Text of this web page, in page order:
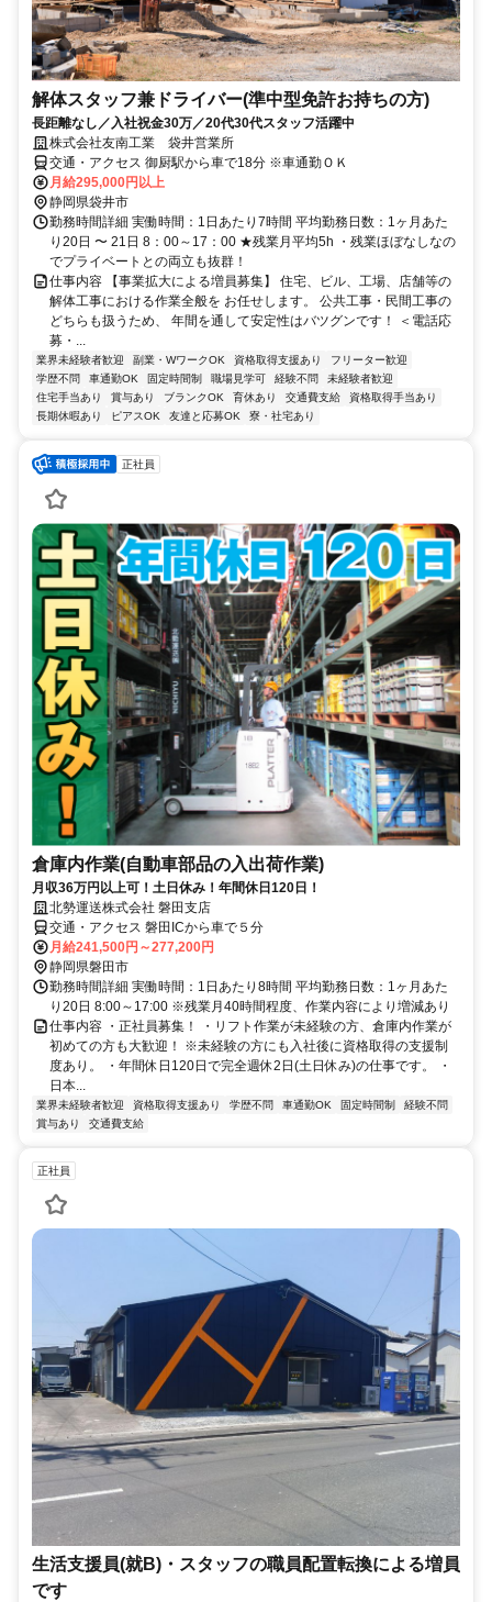
解体スタッフ兼ドライバー(準中型免許お持ちの方)
長距離なし／入社祝金30万／20代30代スタッフ活躍中
株式会社友南工業 袋井営業所
交通・アクセス 御厨駅から車で18分 ※車通勤ＯＫ
月給295,000円以上
静岡県袋井市
勤務時間詳細 実働時間：1日あたり7時間 平均勤務日数：1ヶ月あた
り20日 〜 21日 8：00～17：00 ★残業月平均5h ・残業ほぼなしなの
でプライベートとの両立も抜群！
仕事内容 【事業拡大による増員募集】 住宅、ビル、工場、店舗等の
解体工事における作業全般を お任せします。 公共工事・民間工事の
どちらも扱うため、 年間を通して安定性はバツグンです！ ＜電話応
募・...
業界未経験者歓迎 副業・WワークOK 資格取得支援あり
フリーター歓迎
学歴不問
車通勤OK 固定時間制 職場見学可 経験不問
未経験者歓迎
住宅手当あり
賞与あり ブランクOK 育休あり 交通費支給
資格取得手当あり
長期休暇あり
ピアスOK 友達と応募OK 寮・社宅あり
正社員
倉庫内作業(自動車部品の入出荷作業)
月収36万円以上可！土日休み！年間休日120日！
北勢運送株式会社 磐田支店
交通・アクセス 磐田ICから車で５分
月給241,500円～277,200円
静岡県磐田市
勤務時間詳細 実働時間：1日あたり8時間 平均勤務日数：1ヶ月あた
り20日 8:00～17:00 ※残業月40時間程度、作業内容により増減あり
仕事内容 ・正社員募集！ ・リフト作業が未経験の方、倉庫内作業が
初めての方も大歓迎！ ※未経験の方にも入社後に資格取得の支援制
度あり。 ・年間休日120日で完全週休2日(土日休み)の仕事です。 ・
日本...
業界未経験者歓迎 資格取得支援あり 学歴不問 車通勤OK 固定時間制
経験不問
賞与あり
交通費支給
正社員
生活支援員(就B)・スタッフの職員配置転換による増員
です